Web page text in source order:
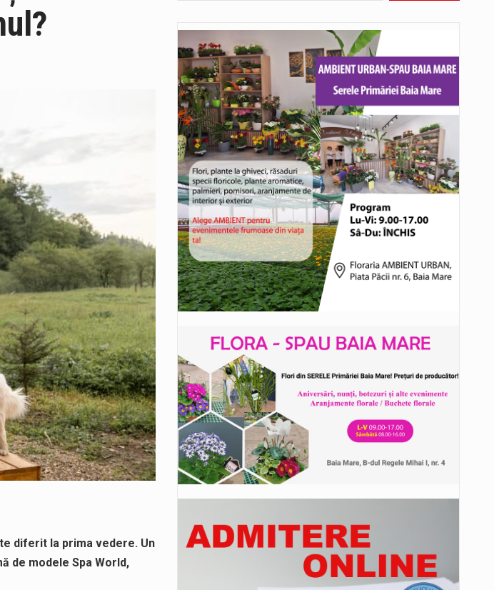
a ajuns să fie zilele acestea mărul discordiei între administrații.…
Biroul Parlamentar al Senatorului Cristian-Augustin Niculescu-Țâgârlaș a organizat dezbaterea publică cu tema „Noile reguli pentru construcții și prosumatori” având ca…
Noile statii de călători, achizitionate la preț de garsonieră per bucată, dezamăgesc total cetățenii care folosesc mijloacele de transport în…
Municipiul Baia Mare, prin Serviciul Public Comunitar Local de Evidență a Persoanelor - Serviciul Evidența Persoanelor, îi informează pe cetățenii…
Nasra Show unde a sustinut o dezbatere pe teme…
dimineata la degajarea unei persoane care a fost găsită spânzurată…
Liceul Ucrainean „Taras Șevcenko” din Sighetu Marmației, singurul liceu din România cu predare în limba ucraineană, are potențialul de a-și…
diferit la prima vedere. Un
de modele Spa World,